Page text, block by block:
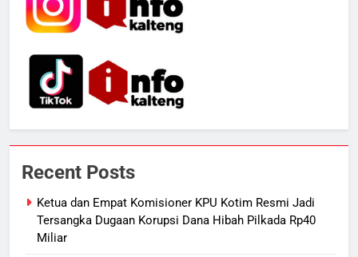
Recent Posts
Ketua dan Empat Komisioner KPU Kotim Resmi Jadi
Tersangka Dugaan Korupsi Dana Hibah Pilkada Rp40
Miliar
6
Permukiman di Pasar Besar
Palangka Raya, Diduga Sengaja
Dibakar Penghuninya
HUKUM DAN KRIMINAL
Badut Jalanan, Sebut Mulai
Meresahkan Pengendara
REGION VIRAL
8